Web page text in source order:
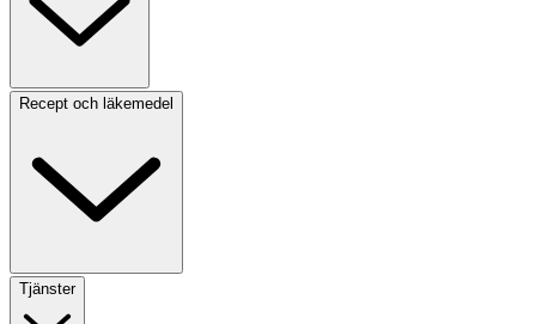
Recept och läkemedel
Tjänster